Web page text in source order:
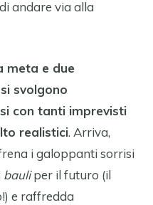
andare via alla
meta e due
svolgono
con tanti imprevisti
realistici. Arriva,
i galoppanti sorrisi
bauliper il futuro (il
e raffredda